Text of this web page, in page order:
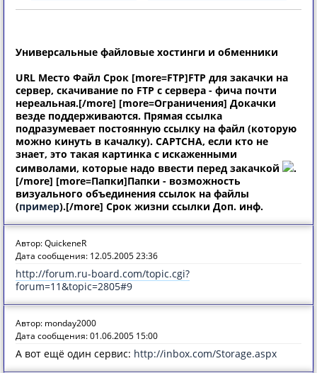
Универсальные файловые хостинги и обменники
URL Место Файл Срок [more=FTP]FTP для закачки на
сервер, скачивание по FTP c сервера - фича почти
нереальная.[/more] [more=Ограничения] Докачки
везде поддерживаются. Прямая ссылка
подразумевает постоянную ссылку на файл (которую
можно кинуть в качалку). CAPTCHA, если кто не
знает, это такая картинка с искаженными
символами, которые надо ввести перед закачкой
.
[/more] [more=Папки]Папки - возможность
визуального объединения ссылок на файлы
(пример).[/more] Срок жизни ссылки Доп. инф.
Автор: QuickeneR
Дата сообщения: 12.05.2005 23:36
http://forum.ru-board.com/topic.cgi?
forum=11&topic=2805#9
Автор: monday2000
Дата сообщения: 01.06.2005 15:00
А вот ещё один сервис: http://inbox.com/Storage.aspx